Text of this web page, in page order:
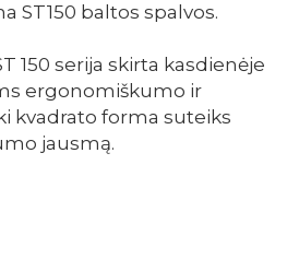
ST150 baltos spalvos.
150 serija skirta kasdienėje
ergonomiškumo ir
kvadrato forma suteiks
jausmą.